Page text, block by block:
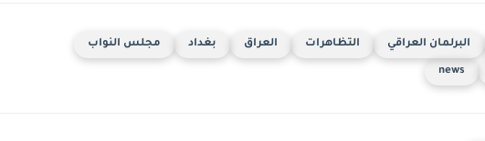
البرلمان العراقي التظاهرات العراق بغداد مجلس النواب
news